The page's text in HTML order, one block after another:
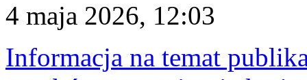
4 maja 2026, 12:03
Informacja na temat